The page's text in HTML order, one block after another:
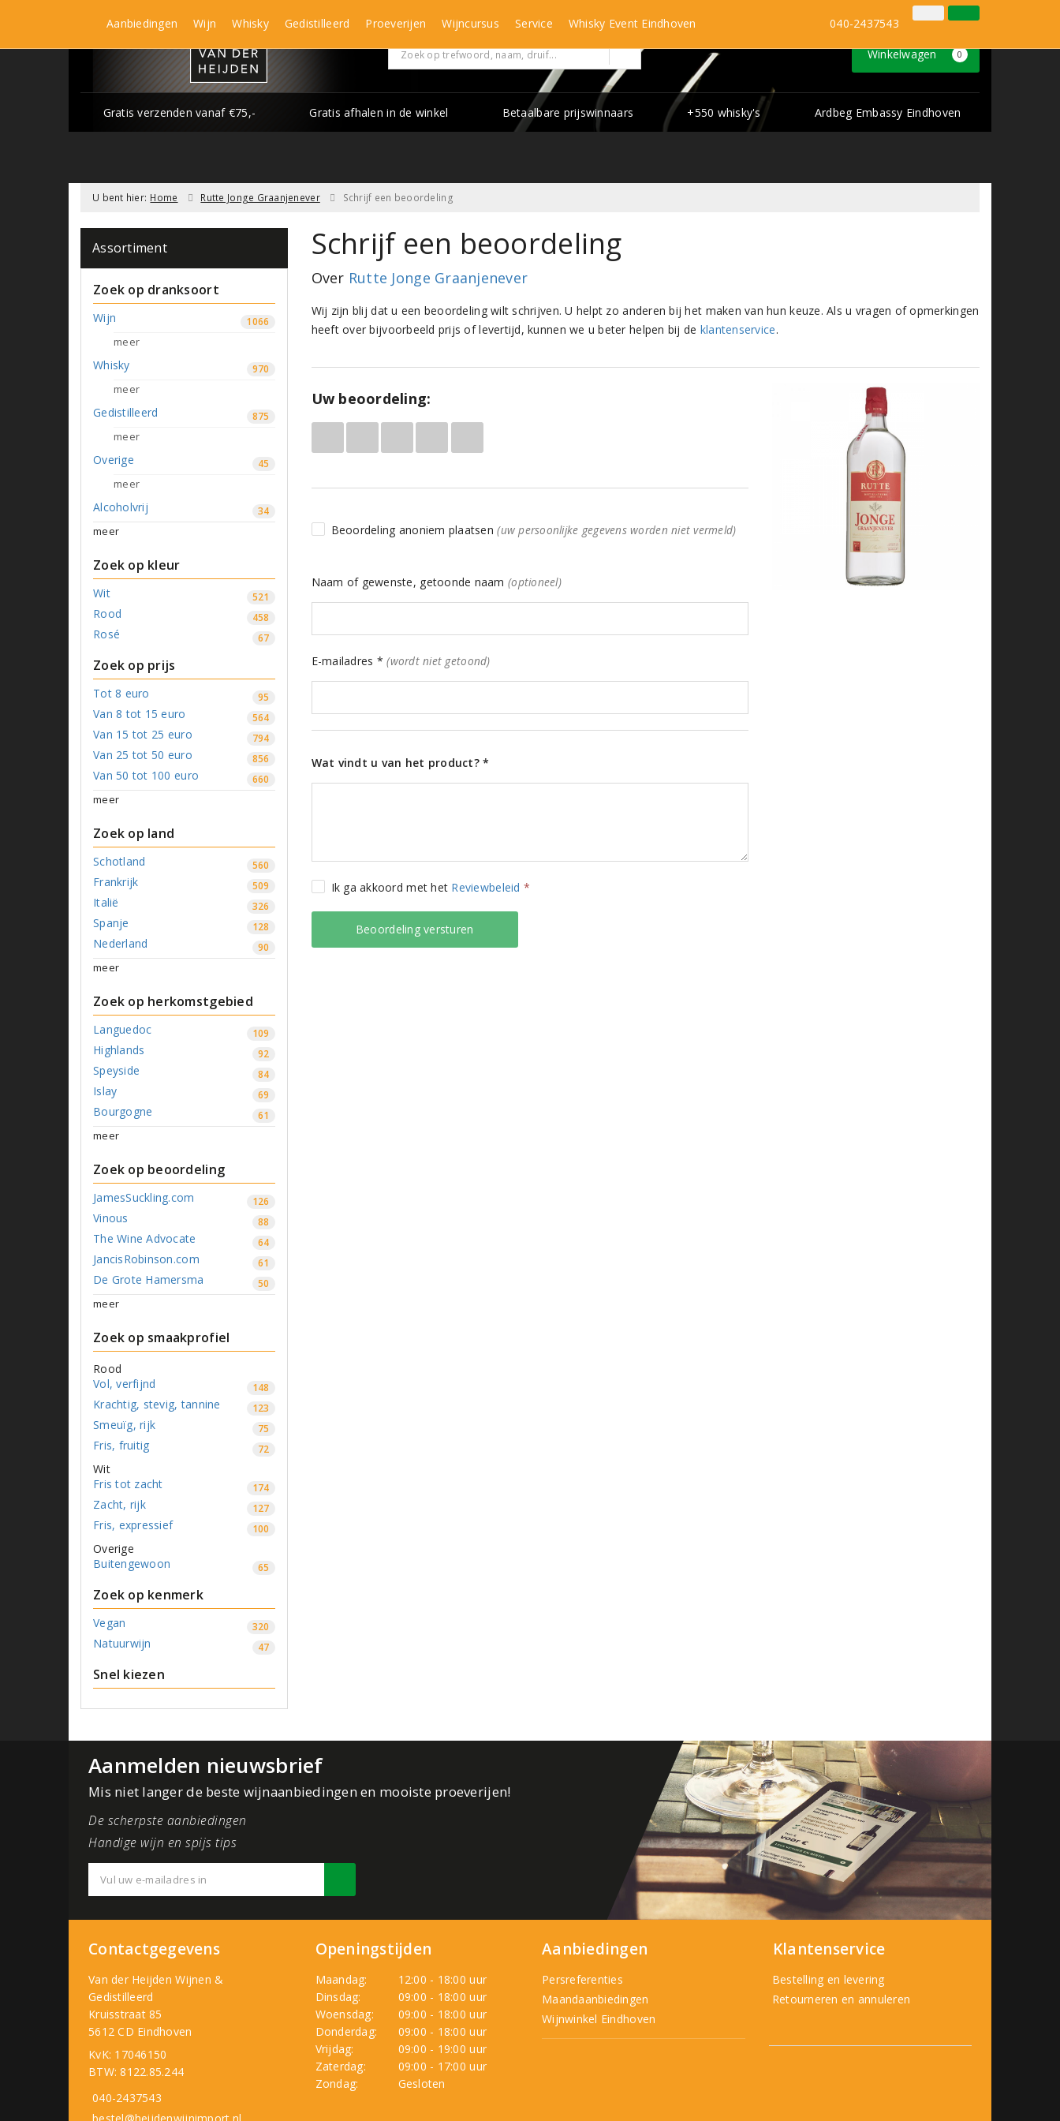
Inloggen Klantenservice
Winkelwagen 0
Gratis verzenden vanaf €75,- Gratis afhalen in de winkel Betaalbare prijswinnaars +550 whisky's Ardbeg Embassy Eindhoven
Aanbiedingen Wijn Whisky Gedistilleerd Proeverijen Wijncursus Service Whisky Event Eindhoven 040-2437543
U bent hier: Home Rutte Jonge Graanjenever Schrijf een beoordeling
Assortiment
Zoek op dranksoort
Wijn 1066
meer
Whisky 970
meer
Gedistilleerd 875
meer
Overige 45
meer
Alcoholvrij 34
meer
Zoek op kleur
Wit 521
Rood 458
Rosé 67
Zoek op prijs
Tot 8 euro 95
Van 8 tot 15 euro 564
Van 15 tot 25 euro 794
Van 25 tot 50 euro 856
Van 50 tot 100 euro 660
meer
Zoek op land
Schotland 560
Frankrijk 509
Italië 326
Spanje 128
Nederland 90
meer
Zoek op herkomstgebied
Languedoc 109
Highlands 92
Speyside 84
Islay 69
Bourgogne 61
meer
Zoek op beoordeling
JamesSuckling.com 126
Vinous 88
The Wine Advocate 64
JancisRobinson.com 61
De Grote Hamersma 50
meer
Zoek op smaakprofiel
Rood
Vol, verfijnd
148
Krachtig, stevig, tannine 123
Smeuïg, rijk 75
Fris, fruitig 72
Wit
Fris tot zacht
174
Zacht, rijk 127
Fris, expressief 100
Overige
Buitengewoon
65
zoek op kenmerk
Vegan 320
Natuurwijn 47
Snel kiezen
Schrijf een beoordeling
Over Rutte Jonge Graanjenever
Wij zijn blij dat u een beoordeling wilt schrijven. U helpt zo anderen bij het maken van hun keuze. Als u vragen of opmerkingen
heeft over bijvoorbeeld prijs of levertijd, kunnen we u beter helpen bij de klantenservice.
Uw beoordeling:
Beoordeling anoniem plaatsen(uw persoonlijke gegevens worden niet vermeld)
Naam of gewenste, getoonde naam(optioneel)
E-mailadres *(wordt niet getoond)
Wat vindt u van het product? *
Ik ga akkoord met het Reviewbeleid *
Aanmelden nieuwsbrief
Mis niet langer de beste wijnaanbiedingen en mooiste proeverijen!
De scherpste aanbiedingen
Handige wijn en spijs tips
Contactgegevens
Van der Heijden Wijnen &
Gedistilleerd
Kruisstraat 85
5612 CD Eindhoven
KvK: 17046150
BTW: 8122.85.244
040-2437543
Openingstijden
Maandag:
12:00 - 18:00 uur
Dinsdag:
09:00 - 18:00 uur
Woensdag:
09:00 - 18:00 uur
Donderdag:
09:00 - 18:00 uur
Vrijdag:
09:00 - 19:00 uur
Zaterdag:
09:00 - 17:00 uur
Zondag:
Gesloten
Aanbiedingen
Persreferenties
Maandaanbiedingen
Wijnwinkel Eindhoven
Klantenservice
Bestelling en levering
Retourneren en annuleren